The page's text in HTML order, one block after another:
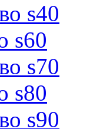
s40
s60
s70
s80
s90